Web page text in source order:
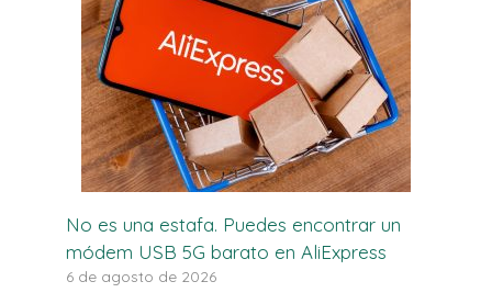
No es una estafa. Puedes encontrar un
módem USB 5G barato en AliExpress
6 de agosto de 2026